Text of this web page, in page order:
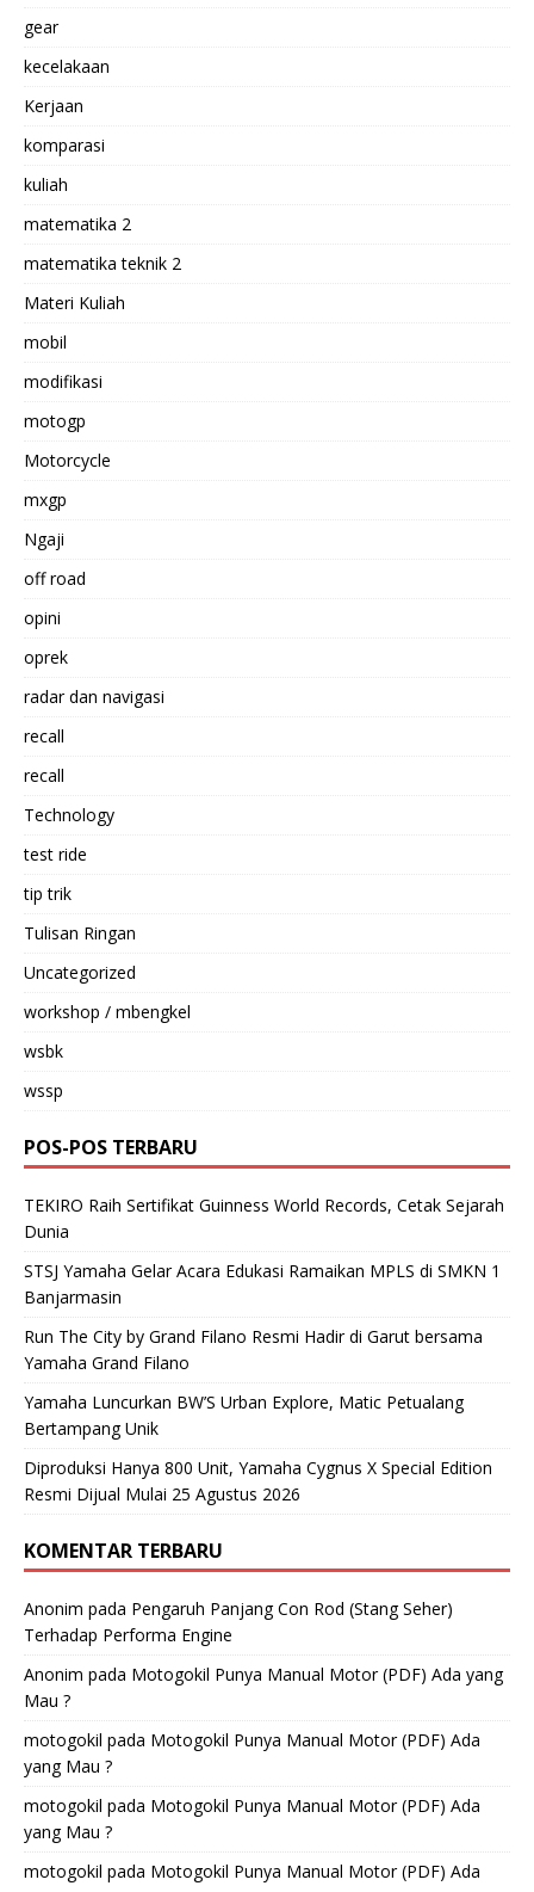
gear
kecelakaan
Kerjaan
komparasi
kuliah
matematika 2
matematika teknik 2
Materi Kuliah
mobil
modifikasi
motogp
Motorcycle
mxgp
Ngaji
off road
opini
oprek
radar dan navigasi
recall
recall
Technology
test ride
tip trik
Tulisan Ringan
Uncategorized
workshop / mbengkel
wsbk
wssp
POS-POS TERBARU
TEKIRO Raih Sertifikat Guinness World Records, Cetak Sejarah
Dunia
STSJ Yamaha Gelar Acara Edukasi Ramaikan MPLS di SMKN 1
Banjarmasin
Run The City by Grand Filano Resmi Hadir di Garut bersama
Yamaha Grand Filano
Yamaha Luncurkan BW’S Urban Explore, Matic Petualang
Bertampang Unik
Diproduksi Hanya 800 Unit, Yamaha Cygnus X Special Edition
Resmi Dijual Mulai 25 Agustus 2026
KOMENTAR TERBARU
Anonim pada Pengaruh Panjang Con Rod (Stang Seher)
Terhadap Performa Engine
Anonim pada Motogokil Punya Manual Motor (PDF) Ada yang
Mau ?
motogokil pada Motogokil Punya Manual Motor (PDF) Ada
yang Mau ?
motogokil pada Motogokil Punya Manual Motor (PDF) Ada
yang Mau ?
motogokil pada Motogokil Punya Manual Motor (PDF) Ada